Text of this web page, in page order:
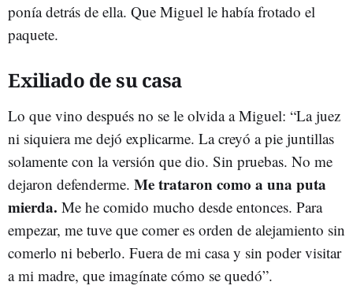
ponía detrás de ella. Que Miguel le había frotado el
paquete.
Exiliado de su casa
Lo que vino después no se le olvida a Miguel: “La juez
ni siquiera me dejó explicarme. La creyó a pie juntillas
solamente con la versión que dio. Sin pruebas. No me
dejaron defenderme. Me trataron como a una puta
mierda. Me he comido mucho desde entonces. Para
empezar, me tuve que comer es orden de alejamiento sin
comerlo ni beberlo. Fuera de mi casa y sin poder visitar
a mi madre, que imagínate cómo se quedó”.